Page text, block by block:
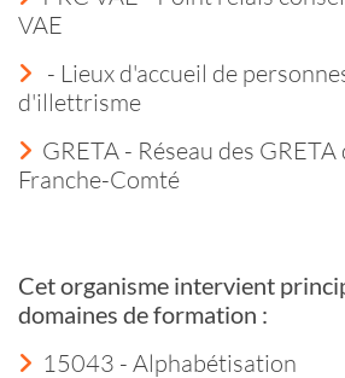
VAE
- Lieux d'accueil de
d'illettrisme
GRETA - Réseau des
Franche-Comté
Cet organisme intervient
domaines de formation :
15043 - Alphabétisation